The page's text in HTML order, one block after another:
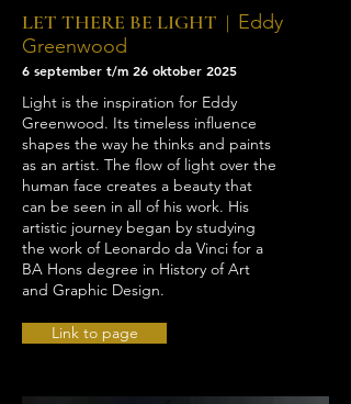
LET THERE BE LIGHT | Eddy
Greenwood
6 september t/m 26 oktober 2025
Light is the inspiration for Eddy
Greenwood. Its timeless influence
shapes the way he thinks and paints
as an artist. The flow of light over the
human face creates a beauty that
can be seen in all of his work. His
artistic journey began by studying
the work of Leonardo da Vinci for a
BA Hons degree in History of Art
and Graphic Design.
Link to page